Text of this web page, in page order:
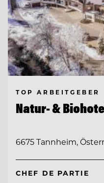
TOP ARBEITGEBER
Natur- &
6675 Tannheim,
CHEF DE PARTIE